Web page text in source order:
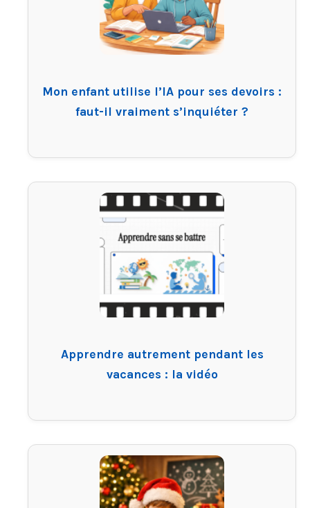
Mon enfant utilise l’IA pour ses devoirs :
faut-il vraiment s’inquiéter ?
Apprendre autrement pendant les
vacances : la vidéo